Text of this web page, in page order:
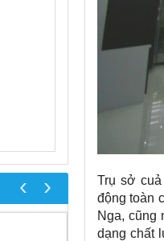
‹ ›
Trụ sở
động toàn
Nga, cũng
dạng chất